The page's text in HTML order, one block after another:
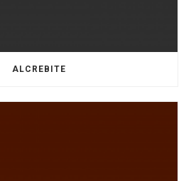
ALCREBITE